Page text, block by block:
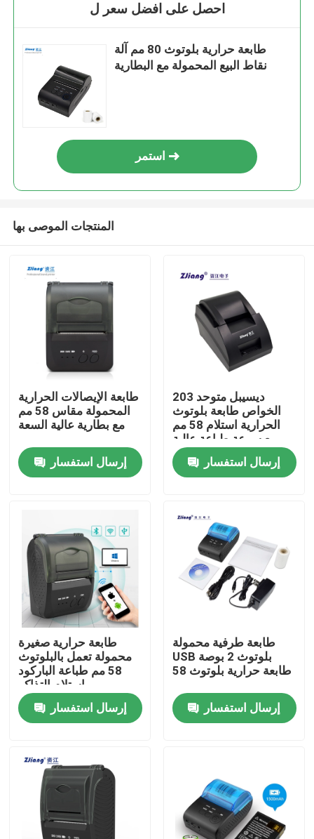
منزل
حول بنا
المنتجات
طابعات نقاط البيع الحرارية
طابعة إيصالات 58 مم
80mm طابعة حرارية صغيرة محمولة
طابعة بلوتوث حرارية 58 مم
احصل على افضل سعر ل
طابعة حرارية بلوتوث 80 مم آلة
نقاط البيع المحمولة مع البطارية
استمر
المنتجات الموصى بها
طابعة الإيصالات الحرارية
المحمولة مقاس 58 مم
مع بطارية عالية السعة
إرسال استفسار
203 ديسيبل متوحد
الخواص طابعة بلوتوث
الحرارية استلام 58 مم
مع سرعة طباعة عالية
إرسال استفسار
طابعة حرارية صغيرة
محمولة تعمل بالبلوتوث
58 مم طباعة الباركود
استلام التذاكر
إرسال استفسار
طابعة طرفية محمولة
USB بلوتوث 2 بوصة
طابعة حرارية بلوتوث 58
إرسال استفسار